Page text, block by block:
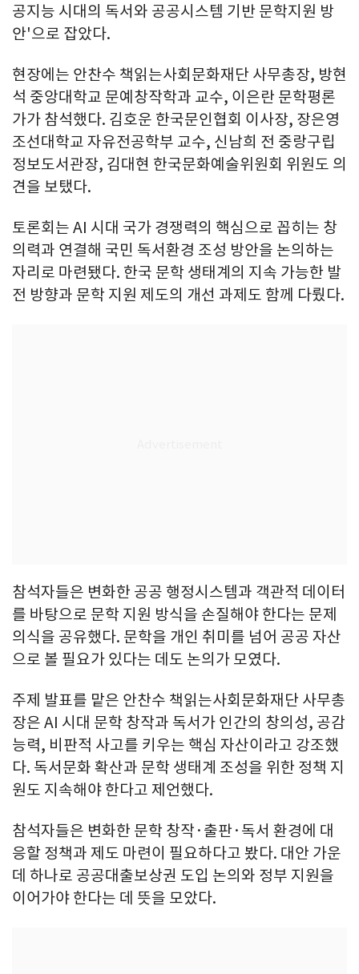
공지능 시대의 독서와 공공시스템 기반 문학지원 방
안'으로 잡았다.
현장에는 안찬수 책읽는사회문화재단 사무총장, 방현
석 중앙대학교 문예창작학과 교수, 이은란 문학평론
가가 참석했다. 김호운 한국문인협회 이사장, 장은영
조선대학교 자유전공학부 교수, 신남희 전 중랑구립
정보도서관장, 김대현 한국문화예술위원회 위원도 의
견을 보탰다.
토론회는 AI 시대 국가 경쟁력의 핵심으로 꼽히는 창
의력과 연결해 국민 독서환경 조성 방안을 논의하는
자리로 마련됐다. 한국 문학 생태계의 지속 가능한 발
전 방향과 문학 지원 제도의 개선 과제도 함께 다뤘다.
참석자들은 변화한 공공 행정시스템과 객관적 데이터
를 바탕으로 문학 지원 방식을 손질해야 한다는 문제
의식을 공유했다. 문학을 개인 취미를 넘어 공공 자산
으로 볼 필요가 있다는 데도 논의가 모였다.
주제 발표를 맡은 안찬수 책읽는사회문화재단 사무총
장은 AI 시대 문학 창작과 독서가 인간의 창의성, 공감
능력, 비판적 사고를 키우는 핵심 자산이라고 강조했
다. 독서문화 확산과 문학 생태계 조성을 위한 정책 지
원도 지속해야 한다고 제언했다.
참석자들은 변화한 문학 창작·출판·독서 환경에 대
응할 정책과 제도 마련이 필요하다고 봤다. 대안 가운
데 하나로 공공대출보상권 도입 논의와 정부 지원을
이어가야 한다는 데 뜻을 모았다.